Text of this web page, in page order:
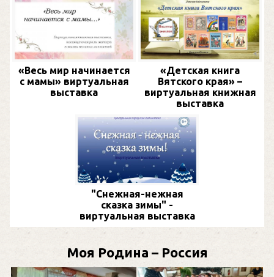
«Весь мир начинается
с мамы» виртуальная
выставка
«Детская книга
Вятского края» –
виртуальная книжная
выставка
"Снежная-нежная
сказка зимы" -
виртуальная выставка
Моя Родина – Россия